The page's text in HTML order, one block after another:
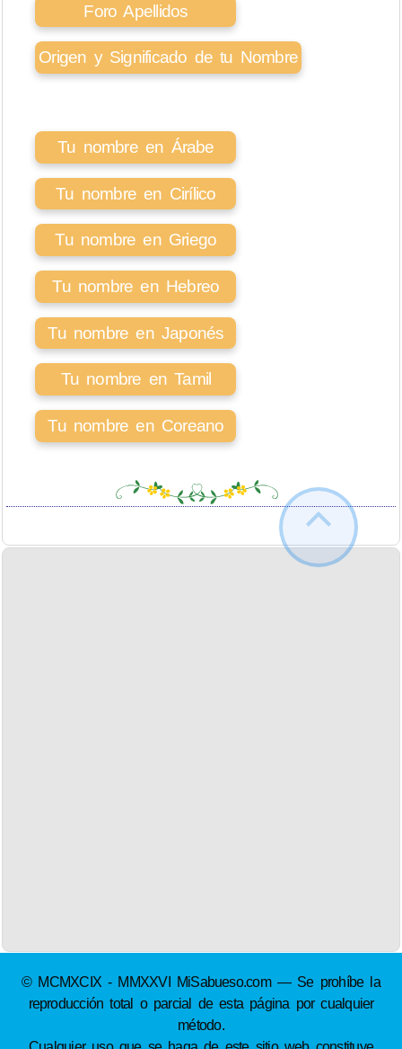
Foro Apellidos
Origen y Significado de tu Nombre
Tu nombre en Árabe
Tu nombre en Cirílico
Tu nombre en Griego
Tu nombre en Hebreo
Tu nombre en Japonés
Tu nombre en Tamil
Tu nombre en Coreano
© MCMXCIX - MMXXVI MiSabueso.com — Se prohíbe la
reproducción total o parcial de esta página por cualquier
método.